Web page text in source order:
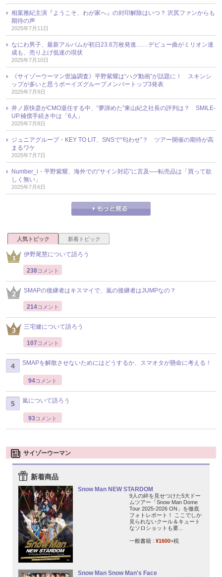
相葉雅紀主演『ようこそ、わが家へ』の封印解除はいつ？ 沢尻ファンからも
期待の声
2025年7月11日
なにわ男子、最新アルバムが初日23.6万枚発進……デビュー曲がミリオン達
成も、売り上げ低迷の現状
2025年7月10日
《サイゾーウーマン世論調査》平野紫耀は“ハグ動画”が話題に！ スキンシ
ップが多いと思うボーイズグループメンバートップ3発表
2025年7月9日
井ノ原快彦がCMO退任する中、“夢諦めた”東山紀之社長の評判は？ SMILE-
UP.補償手続き中は「6人」
2025年7月8日
ジュニアグループ・KEY TO LIT、SNSで“匂わせ”？ ツアー開催の期待が高
まるワケ
2025年7月7日
Number_i・平野紫耀、海外での“サイン対応”に言及──転売品は「買って欲
しく無い」
2025年7月6日
人気トピック 新着トピック
伊野尾慧について語ろう
238コメント
SMAPの後継者はキスマイで、嵐の後継者はJUMPなの？
214コメント
三宅健について語ろう
107 コメント
SMAPを解散させないためにはどうするか、スマオタが懸命に考える！
94コメント
嵐について語ろう
93コメント
サイゾーウーマン
新着商品
Snow Man NEW STARDOM
9人の絆を見せつけた5大ドー
ムツアー「Snow Man Dome
Tour 2025-2026 ON」を徹底
フォトレポート！ ここでしか
見られないクール＆キュート
なソロショットも要...
一般書籍 : ¥1600+税
Snow Man Snow Man's Face